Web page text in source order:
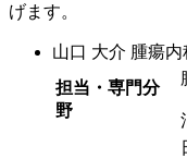
げます。
山口 大介 腫瘍内
担当・専門分
野